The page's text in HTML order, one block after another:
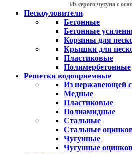
Из серого чугуна с
Пескоуловители
Бетонные
Бетонные
Корзины для
Крышки для
Пластиковые
Полимербетонные
Решетки водоприемные
Из нержавеющей
Медные
Пластиковые
Полиамидные
Стальные
Стальные
Чугунные
Чугунные